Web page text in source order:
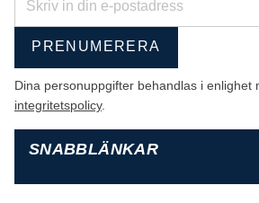
PRENUMERERA
Dina personuppgifter behandlas i enlighet
integritetspolicy.
SNABBLÄNKAR